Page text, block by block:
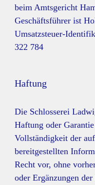
beim Amtsgericht
Geschäftsführer ist
Umsatzsteuer-
322 784
Haftung
Die Schlosserei
Haftung oder
Vollständigkeit der
bereitgestellten
Recht vor, ohne
oder Ergänzungen